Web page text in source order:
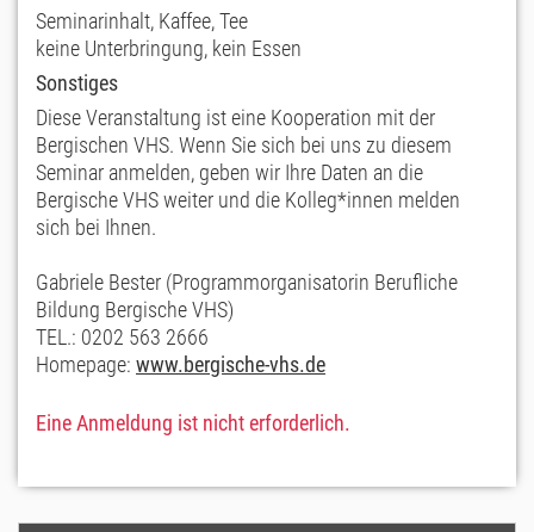
Seminarinhalt, Kaffee, Tee
keine Unterbringung, kein Essen
Sonstiges
Diese Veranstaltung ist eine Kooperation mit der
Bergischen VHS. Wenn Sie sich bei uns zu diesem
Seminar anmelden, geben wir Ihre Daten an die
Bergische VHS weiter und die Kolleg*innen melden
sich bei Ihnen.
Gabriele Bester (Programmorganisatorin Berufliche
Bildung Bergische VHS)
TEL.: 0202 563 2666
Homepage: www.bergische-vhs.de
Eine Anmeldung ist nicht erforderlich.